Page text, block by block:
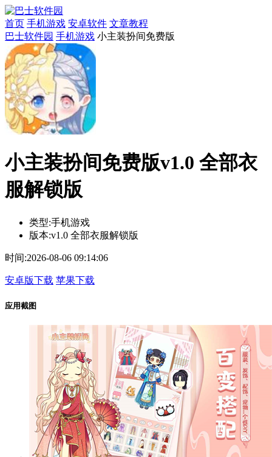
首页 手机游戏 安卓软件 文章教程
巴士软件园 手机游戏 小主装扮间免费版
小主装扮间免费版v1.0 全部衣
服解锁版
类型:手机游戏
版本:v1.0 全部衣服解锁版
时间:2026-08-06 09:14:06
安卓版下载 苹果下载
应用截图